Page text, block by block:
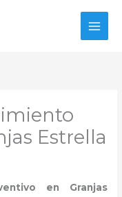
Estrella
en Granjas